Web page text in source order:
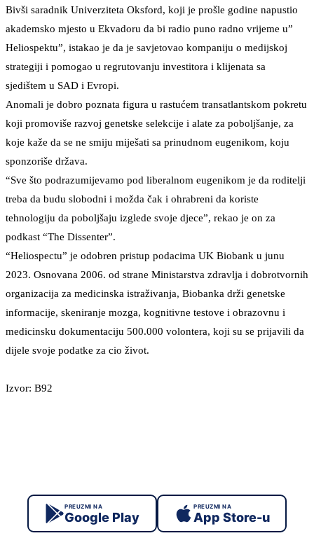
Bivši saradnik Univerziteta Oksford, koji je prošle godine napustio
akademsko mjesto u Ekvadoru da bi radio puno radno vrijeme u”
Heliospektu”, istakao je da je savjetovao kompaniju o medijskoj
strategiji i pomogao u regrutovanju investitora i klijenata sa
sjedištem u SAD i Evropi.
Anomali je dobro poznata figura u rastućem transatlantskom pokretu
koji promoviše razvoj genetske selekcije i alate za poboljšanje, za
koje kaže da se ne smiju miješati sa prinudnom eugenikom, koju
sponzoriše država.
“Sve što podrazumijevamo pod liberalnom eugenikom je da roditelji
treba da budu slobodni i možda čak i ohrabreni da koriste
tehnologiju da poboljšaju izglede svoje djece”, rekao je on za
podkast “The Dissenter”.
“Heliospectu” je odobren pristup podacima UK Biobank u junu
2023. Osnovana 2006. od strane Ministarstva zdravlja i dobrotvornih
organizacija za medicinska istraživanja, Biobanka drži genetske
informacije, skeniranje mozga, kognitivne testove i obrazovnu i
medicinsku dokumentaciju 500.000 volontera, koji su se prijavili da
dijele svoje podatke za cio život.
Izvor: B92
PREUZMI NA
Google Play
PREUZMI NA
App Store-u